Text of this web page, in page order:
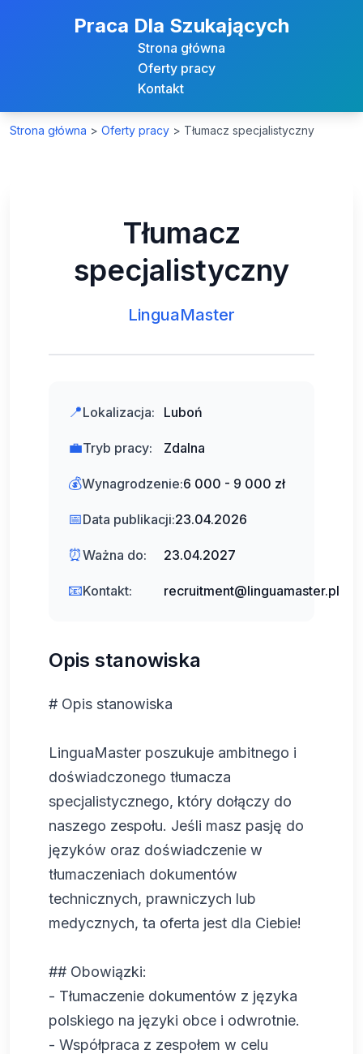
Praca Dla Szukających
Strona główna
Oferty pracy
Kontakt
Strona główna > Oferty pracy > Tłumacz specjalistyczny
Tłumacz
specjalistyczny
LinguaMaster
📍Lokalizacja: Luboń
💼Tryb pracy: Zdalna
💰Wynagrodzenie:6 000 - 9 000 zł
📅Data publikacji:23.04.2026
⏰Ważna do: 23.04.2027
📧Kontakt: recruitment@linguamaster.pl
Opis stanowiska
# Opis stanowiska
LinguaMaster poszukuje ambitnego i
doświadczonego tłumacza
specjalistycznego, który dołączy do
naszego zespołu. Jeśli masz pasję do
języków oraz doświadczenie w
tłumaczeniach dokumentów
technicznych, prawniczych lub
medycznych, ta oferta jest dla Ciebie!
## Obowiązki:
- Tłumaczenie dokumentów z języka
polskiego na języki obce i odwrotnie.
- Współpraca z zespołem w celu